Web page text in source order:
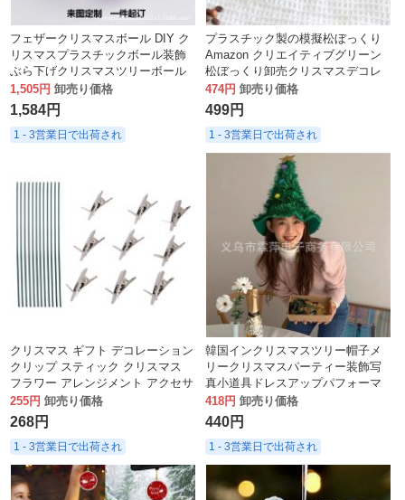
フェザークリスマスボール DIY ク
リスマスプラスチックボール装飾
ぶら下げクリスマスツリーボール
ペンダント
1,505円 卸売り価格
1,584円
1 - 3営業日で出荷され
プラスチック製の模擬松ぼっくり
Amazon クリエイティブグリーン
松ぼっくり卸売クリスマスデコレ
ーション
474円 卸売り価格
499円
1 - 3営業日で出荷され
クリスマス ギフト デコレーション
クリップ スティック クリスマス
フラワー アレンジメント アクセサ
リー 金属製の小さなフラワー クリ
ップ ホーム オフィス アイアン ク
リップ
255円 卸売り価格
268円
1 - 3営業日で出荷され
韓国インクリスマスツリー帽子メ
リークリスマスパーティー装飾写
真小道具ドレスアップパフォーマ
ンス
418円 卸売り価格
440円
1 - 3営業日で出荷され